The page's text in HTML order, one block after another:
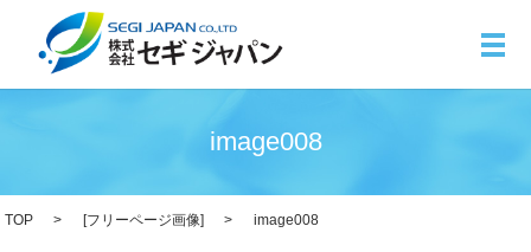
メ
image008
TOP [フリーページ画像] image008